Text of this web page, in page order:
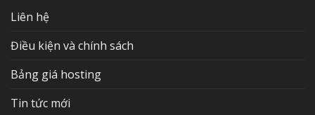
Liên hệ
Điều kiện và chính sách
Bảng giá hosting
Tin tức mới